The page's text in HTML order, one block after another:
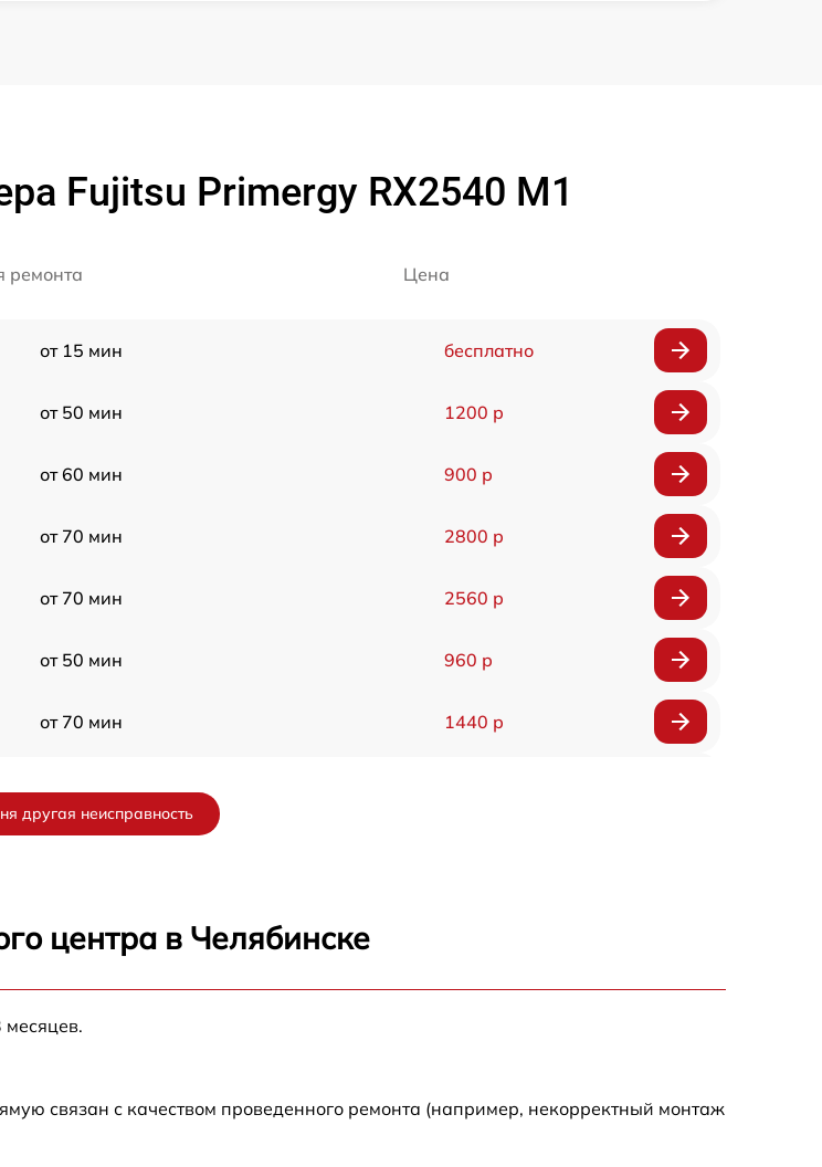
Fujitsu Primergy RX2540 M1
ремонта Цена
от 15 мин бесплатно
от 50 мин 1200 р
от 60 мин 900 р
от 70 мин 2800 р
от 70 мин 2560 р
от 50 мин 960 р
от 70 мин 1440 р
от 100 мин
другая неисправность
центра в Челябинске
связан с качеством проведенного ремонта (например, некорректный монтаж